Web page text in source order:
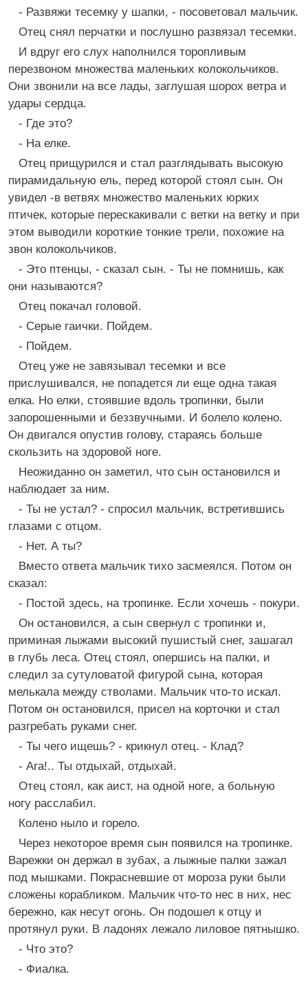
- Развяжи тесемку у шапки, - посоветовал мальчик.
Отец снял перчатки и послушно развязал тесемки.
И вдруг его слух наполнился торопливым
перезвоном множества маленьких колокольчиков.
Они звонили на все лады, заглушая шорох ветра и
удары сердца.
- Где это?
- На елке.
Отец прищурился и стал разглядывать высокую
пирамидальную ель, перед которой стоял сын. Он
увидел -в ветвях множество маленьких юрких
птичек, которые перескакивали с ветки на ветку и при
этом выводили короткие тонкие трели, похожие на
звон колокольчиков.
- Это птенцы, - сказал сын. - Ты не помнишь, как
они называются?
Отец покачал головой.
- Серые гаички. Пойдем.
- Пойдем.
Отец уже не завязывал тесемки и все
прислушивался, не попадется ли еще одна такая
елка. Но елки, стоявшие вдоль тропинки, были
запорошенными и беззвучными. И болело колено.
Он двигался опустив голову, стараясь больше
скользить на здоровой ноге.
Неожиданно он заметил, что сын остановился и
наблюдает за ним.
- Ты не устал? - спросил мальчик, встретившись
глазами с отцом.
- Нет. А ты?
Вместо ответа мальчик тихо засмеялся. Потом он
сказал:
- Постой здесь, на тропинке. Если хочешь - покури.
Он остановился, а сын свернул с тропинки и,
приминая лыжами высокий пушистый снег, зашагал
в глубь леса. Отец стоял, опершись на палки, и
следил за сутуловатой фигурой сына, которая
мелькала между стволами. Мальчик что-то искал.
Потом он остановился, присел на корточки и стал
разгребать руками снег.
- Ты чего ищешь? - крикнул отец. - Клад?
- Ага!.. Ты отдыхай, отдыхай.
Отец стоял, как аист, на одной ноге, а больную
ногу расслабил.
Колено ныло и горело.
Через некоторое время сын появился на тропинке.
Варежки он держал в зубах, а лыжные палки зажал
под мышками. Покрасневшие от мороза руки были
сложены корабликом. Мальчик что-то нес в них, нес
бережно, как несут огонь. Он подошел к отцу и
протянул руки. В ладонях лежало лиловое пятнышко.
- Что это?
- Фиалка.